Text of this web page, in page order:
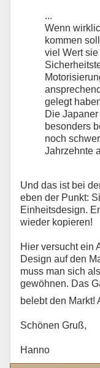
...
Wenn
kommen
viel Wert
gelegt
Die
besonders
noch
Jahrzehnte
Und das ist bei
eben der Punkt:
Einheitsdesign.
wieder kopieren!
Hier versucht ein
Design auf den
muss man sich
gewöhnen. Das
belebt den Markt!
Schönen Gruß,
Hanno